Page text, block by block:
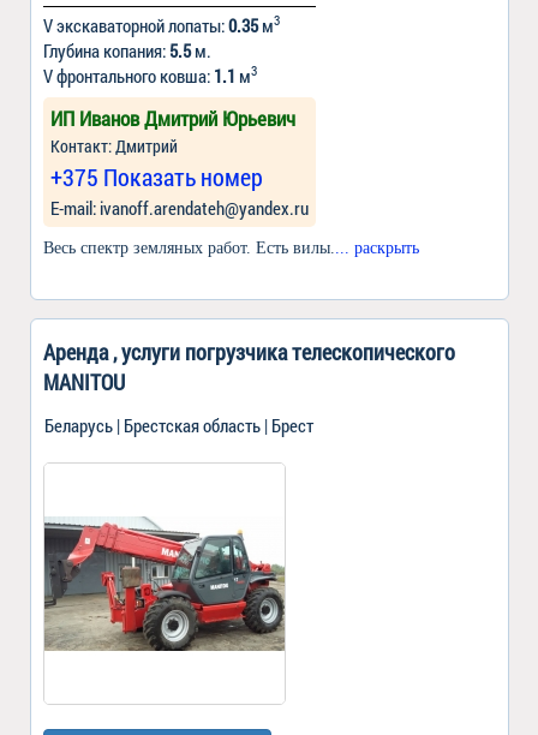
V экскаваторной лопаты:0.35м3
Глубина копания: 5.5м.
V фронтального ковша: 1.1 м3
ИП Иванов Дмитрий Юрьевич
Контакт: Дмитрий
+375 Показать номер
Е-mail: ivanoff.arendateh@yandex.ru
Весь спектр земляных работ. Есть вилы. ... раскрыть
Аренда , услуги погрузчика телескопического
MANITOU
Беларусь | Брестская область | Брест